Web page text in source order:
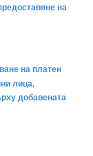
на
на платен
лица,
добавената